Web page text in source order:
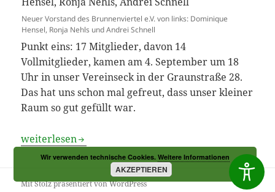
Neuer Vorstand des Brunnenviertel e.V. von links: Dominique
Hensel, Ronja Nehls und Andrei Schnell
Punkt eins: 17 Mitglieder, davon 14
Vollmitglieder, kamen am 4. September um 18
Uhr in unser Vereinseck in der Graunstraße 28.
Das hat uns schon mal gefreut, dass unser kleiner
Raum so gut gefüllt war.
Unlangweiligste Vorstandswahl seit Jahren
weiterlesen
Mit Stolz präsentiert von WordPress
Wir verwenden technische Cookies.Weitere Informationen
AKZEPTIEREN